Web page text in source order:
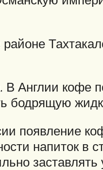
районе
Англии кофе
бодрящую
появление
напиток в
заставлять